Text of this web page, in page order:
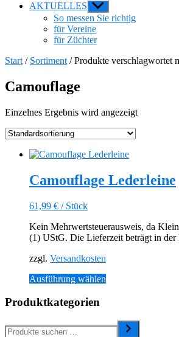
AKTUELLES Untermenü
anzeigen
So messen Sie richtig
für Vereine
für Züchter
Start / Sortiment / Produkte verschlagwortet
Camouflage
Einzelnes Ergebnis wird angezeigt
Camouflage Lederleine
61,99 € / Stück
Kein Mehrwertsteuerausweis, da
(1) UStG. Die Lieferzeit beträgt in der
zzgl. Versandkosten
Ausführung wählen
Varianten
Produktkategorien